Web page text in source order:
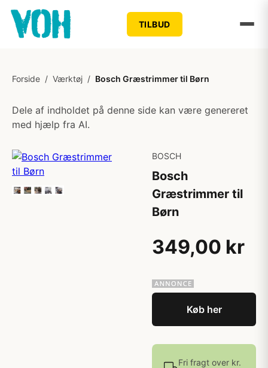
TILBUD
Forside / Værktøj / Bosch Græstrimmer til Børn
Dele af indholdet på denne side kan være genereret
med hjælp fra AI.
BOSCH
Bosch
Græstrimmer til
Børn
349,00 kr
Køb her
Fri fragt over kr.